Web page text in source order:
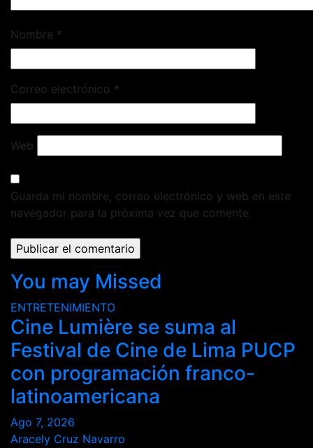
Nombre *
Correo electrónico *
Web
Guarda mi nombre, correo electrónico y web en este
navegador para la próxima vez que comente.
You may Missed
ENTRETENIMIENTO
Cine Lumière se suma al
Festival de Cine de Lima PUCP
con programación franco-
latinoamericana
Ago 7, 2026
Aracely Cruz Navarro